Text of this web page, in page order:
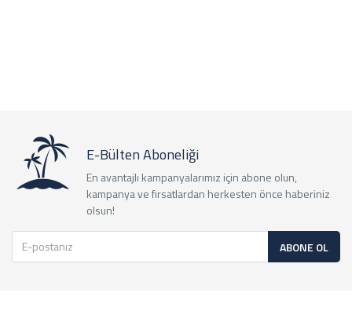
E-Bülten Aboneliği
En avantajlı kampanyalarımız için abone olun,
kampanya ve fırsatlardan herkesten önce haberiniz
olsun!
ABONE OL